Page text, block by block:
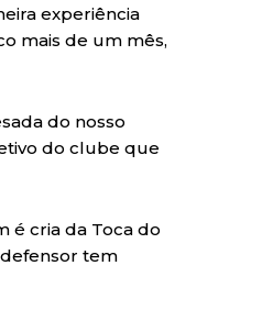
experiência
mais de um mês,
do nosso
do clube que
é cria da Toca do
tem